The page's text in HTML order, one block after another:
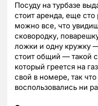
Посуду на турбазе
стоит аренда, еще
можно все, что
сковородку,
ложки и одну кружку
стоит общий — такой
который греется на
свой в номере, так
воспользовались ни